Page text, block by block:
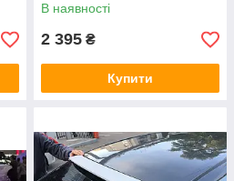
В наявності
2 395 ₴
Купити